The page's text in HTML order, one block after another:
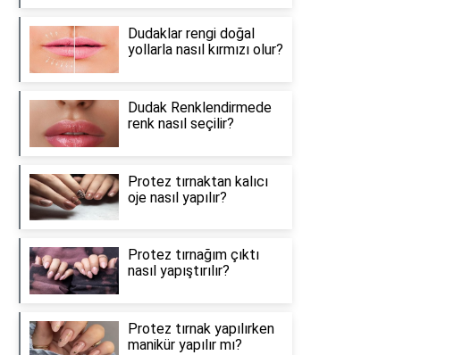
Dudaklar rengi doğal
yollarla nasıl kırmızı olur?
Dudak Renklendirmede
renk nasıl seçilir?
Protez tırnaktan kalıcı
oje nasıl yapılır?
Protez tırnağım çıktı
nasıl yapıştırılır?
Protez tırnak yapılırken
manikür yapılır mı?